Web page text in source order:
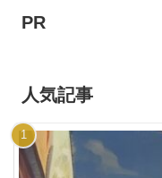
PR
人気記事